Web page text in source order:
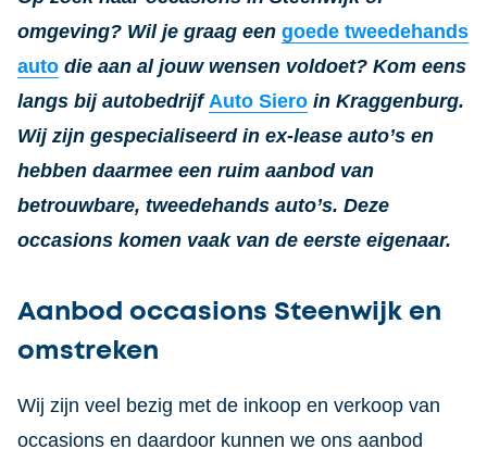
omgeving? Wil je graag een goede tweedehands
auto die aan al jouw wensen voldoet? Kom eens
langs bij autobedrijfAuto Siero in Kraggenburg.
Wij zijn gespecialiseerd in ex-lease auto’s en
hebben daarmee een ruim aanbod van
betrouwbare, tweedehands auto’s. Deze
occasions komen vaak van de eerste eigenaar.
Aanbod occasions Steenwijk en
omstreken
Wij zijn veel bezig met de inkoop en verkoop van
occasions en daardoor kunnen we ons aanbod